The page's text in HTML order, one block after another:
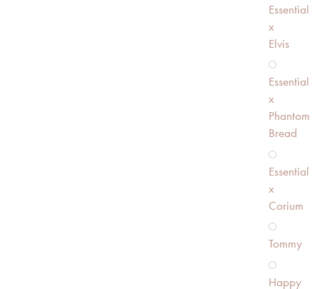
Essential
x
Elvis
Essential
x
Phantom
Bread
Essential
x
Corium
Tommy
Happy